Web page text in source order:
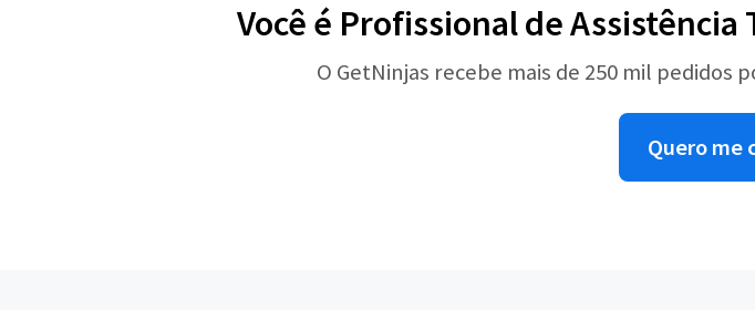
Você é Profissional de Assistência
O GetNinjas recebe mais de 250 mil pedidos
Quero me